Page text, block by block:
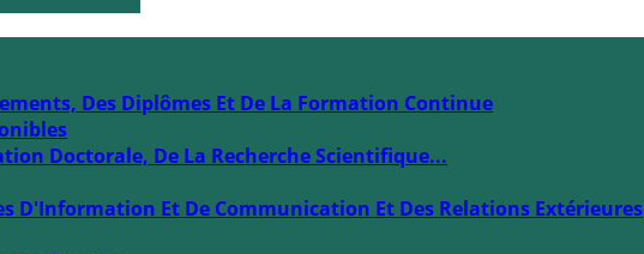
Des Diplômes Et De La Formation Continue
Doctorale, De La Recherche Scientifique...
D'Information Et De Communication Et Des Relations Extérieures